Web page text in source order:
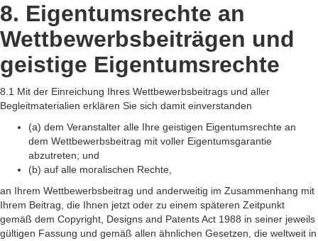
8. Eigentumsrechte an
Wettbewerbsbeiträgen und
geistige Eigentumsrechte
8.1 Mit der Einreichung Ihres Wettbewerbsbeitrags und aller
Begleitmaterialien erklären Sie sich damit einverstanden
(a) dem Veranstalter alle Ihre geistigen Eigentumsrechte an
dem Wettbewerbsbeitrag mit voller Eigentumsgarantie
abzutreten; und
(b) auf alle moralischen Rechte,
an Ihrem Wettbewerbsbeitrag und anderweitig im Zusammenhang mit
Ihrem Beitrag, die Ihnen jetzt oder zu einem späteren Zeitpunkt
gemäß dem Copyright, Designs and Patents Act 1988 in seiner jeweils
gültigen Fassung und gemäß allen ähnlichen Gesetzen, die weltweit in